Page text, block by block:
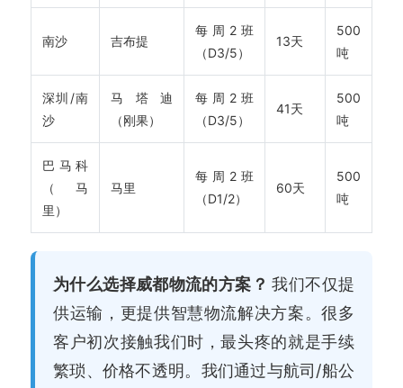
南沙 吉布提
每周2班
（D3/5）
13天
500
吨
深圳/南
沙
马塔迪
（刚果）
每周2班
（D3/5）
41天
500
吨
巴马科
（马
里）
马里
每周2班
（D1/2）
60天
500
吨
为什么选择威都物流的方案？我们不仅提
供运输，更提供智慧物流解决方案。很多
客户初次接触我们时，最头疼的就是手续
繁琐、价格不透明。我们通过与航司/船公